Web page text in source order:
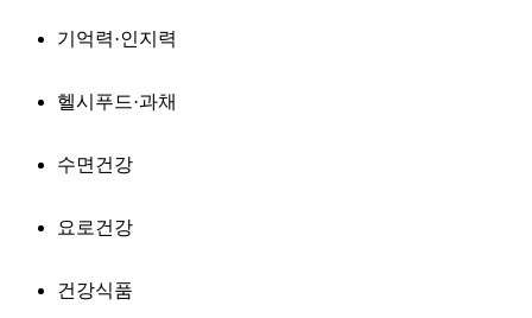
기억력·인지력
헬시푸드·과채
수면건강
요로건강
건강식품